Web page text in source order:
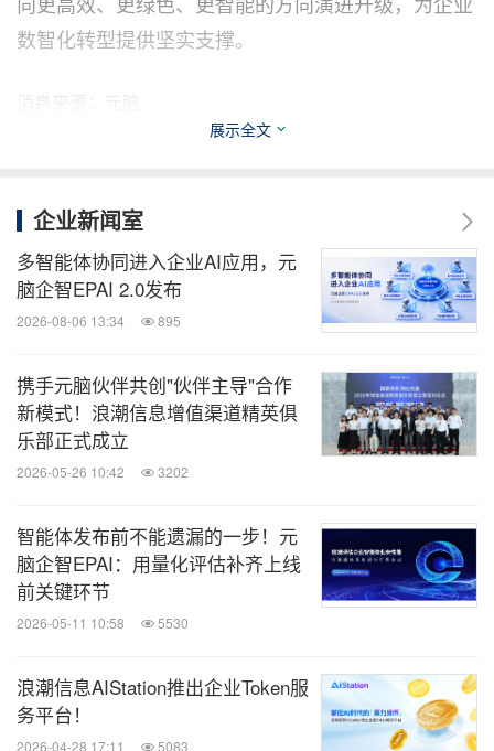
数智化转型提供坚实支撑。
息、企业并购消息。扫描二维码，立即订
阅！
绿色科技
互联网技术 电信业
(大)数据分
析
人工智能
分享到：
展示全文
企业新闻室
多智能体协同进入企业AI应用，元
脑企智EPAI 2.0发布
2026-08-06 13:34 895
携手元脑伙伴共创"伙伴主导"合作
新模式！浪潮信息增值渠道精英俱
乐部正式成立
2026-05-26 10:42 3202
智能体发布前不能遗漏的一步！元
脑企智EPAI：用量化评估补齐上线
前关键环节
2026-05-11 10:58 5530
浪潮信息AIStation推出企业Token服
务平台！
2026-04-28 17:11 5083